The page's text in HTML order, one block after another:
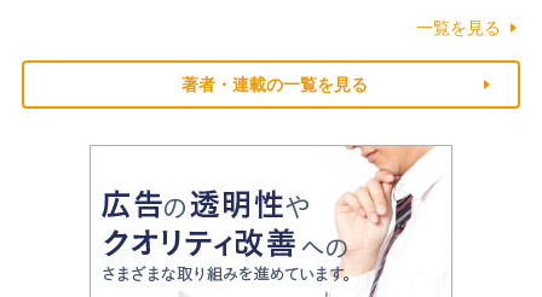
一覧を見る
著者・連載の一覧を見る